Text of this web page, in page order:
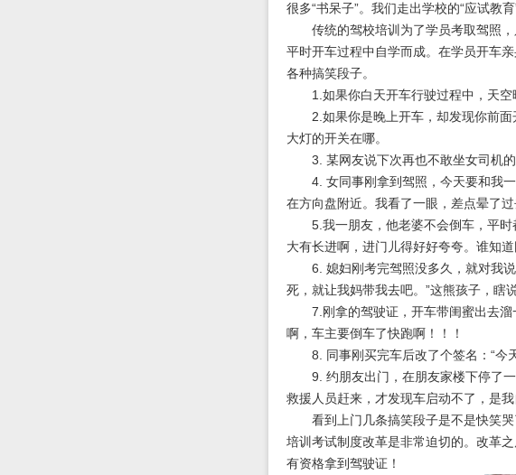
很多“书呆子”。我们走出学校的“应试教
传统的驾校培训为了学员考取驾照，
平时开车过程中自学而成。在学员开车
各种搞笑段子。
1.如果你白天开车行驶过程中，天空
2.如果你是晚上开车，却发现你前面
大灯的开关在哪。
3. 某网友说下次再也不敢坐女司机的
4. 女同事刚拿到驾照，今天要和我一
在方向盘附近。我看了一眼，差点晕了
5.我一朋友，他老婆不会倒车，平时
大有长进啊，进门儿得好好夸夸。谁知
6. 媳妇刚考完驾照没多久，就对我说
死，就让我妈带我去吧。”这熊孩子，瞎
7.刚拿的驾驶证，开车带闺蜜出去溜
啊，车主要倒车了快跑啊！！！
8. 同事刚买完车后改了个签名：“今
9. 约朋友出门，在朋友家楼下停了一
救援人员赶来，才发现车启动不了，是我
看到上门几条搞笑段子是不是快笑哭
培训考试制度改革是非常迫切的。改革
有资格拿到驾驶证！